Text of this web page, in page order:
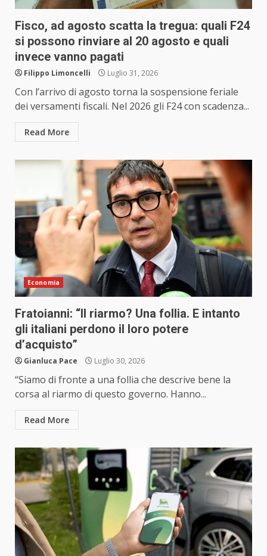
Fisco, ad agosto scatta la tregua: quali F24
si possono rinviare al 20 agosto e quali
invece vanno pagati
Filippo Limoncelli Luglio 31, 2026
Con l’arrivo di agosto torna la sospensione feriale
dei versamenti fiscali. Nel 2026 gli F24 con scadenza...
Read More
Economia
Fratoianni: “Il riarmo? Una follia. E intanto
gli italiani perdono il loro potere
d’acquisto”
Gianluca Pace Luglio 30, 2026
“Siamo di fronte a una follia che descrive bene la
corsa al riarmo di questo governo. Hanno...
Read More